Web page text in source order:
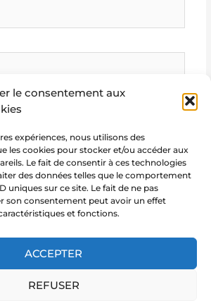
le consentement aux
expériences, nous utilisons des
les cookies pour stocker et/ou accéder aux
Le fait de consentir à ces technologies
des données telles que le comportement
uniques sur ce site. Le fait de ne pas
son consentement peut avoir un effet
et fonctions.
ACCEPTER
REFUSER